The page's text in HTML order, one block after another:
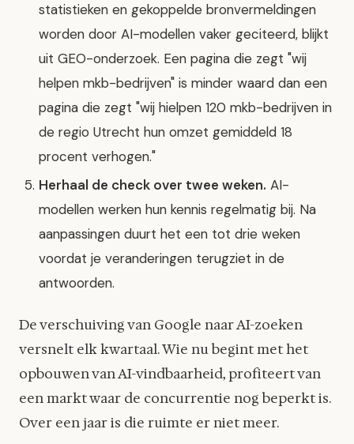
statistieken en gekoppelde bronvermeldingen
worden door AI-modellen vaker geciteerd, blijkt
uit GEO-onderzoek. Een pagina die zegt "wij
helpen mkb-bedrijven" is minder waard dan een
pagina die zegt "wij hielpen 120 mkb-bedrijven in
de regio Utrecht hun omzet gemiddeld 18
procent verhogen."
Herhaal de check over twee weken. AI-
modellen werken hun kennis regelmatig bij. Na
aanpassingen duurt het een tot drie weken
voordat je veranderingen terugziet in de
antwoorden.
De verschuiving van Google naar AI-zoeken
versnelt elk kwartaal. Wie nu begint met het
opbouwen van AI-vindbaarheid, profiteert van
een markt waar de concurrentie nog beperkt is.
Over een jaar is die ruimte er niet meer.